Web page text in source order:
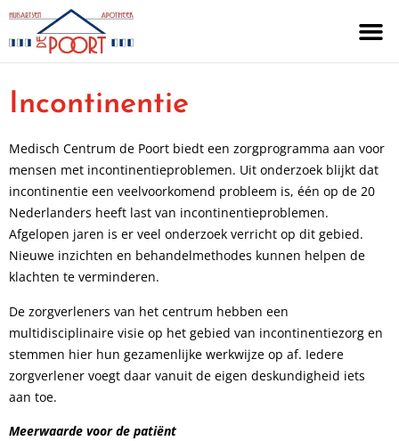
Incontinentie
Medisch Centrum de Poort biedt een zorgprogramma aan voor
mensen met incontinentieproblemen. Uit onderzoek blijkt dat
incontinentie een veelvoorkomend probleem is, één op de 20
Nederlanders heeft last van incontinentieproblemen.
Afgelopen jaren is er veel onderzoek verricht op dit gebied.
Nieuwe inzichten en behandelmethodes kunnen helpen de
klachten te verminderen.
De zorgverleners van het centrum hebben een
multidisciplinaire visie op het gebied van incontinentiezorg en
stemmen hier hun gezamenlijke werkwijze op af. Iedere
zorgverlener voegt daar vanuit de eigen deskundigheid iets
aan toe.
Meerwaarde voor de patiënt